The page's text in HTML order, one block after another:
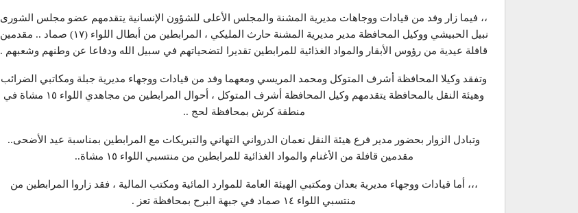
،، فيما زار وفد من قيادات ووجاهات مديرية المشنة والمجلس الأعلى للشؤون الإنسانية يتقدمهم عضو مجلس الشورى
نبيل الحبيشي ووكيل المحافظة مدير مديرية المشنة حارث المليكي ، المرابطين من أبطال اللواء (١٧) صماد .. مقدمين
قافلة عيدية من رؤوس الأبقار والمواد الغذائية للمرابطين تقديرا لتضحياتهم في سبيل الله ودفاعا عن وطنهم وشعبهم .
وتفقد وكيلا المحافظة أشرف المتوكل ومحمد المريسي ومعهما وفد من قيادات ووجهاء مديرية جبلة ومكاتبي الضرائب
وهيئة النقل بالمحافظة يتقدمهم وكيل المحافظة أشرف المتوكل ، أحوال المرابطين من مجاهدي اللواء ١٥ مشاة في
منطقة كرش بمحافظة لحج ..
وتبادل الزوار بحضور مدير فرع هيئة النقل نعمان الدرواني التهاني والتبريكات مع المرابطين بمناسبة عيد الأضحى..
مقدمين قافلة من الأغنام والمواد الغذائية للمرابطين من منتسبي اللواء ١٥ مشاة..
،،، أما قيادات ووجهاء مديرية بعدان ومكتبي الهيئة العامة للموارد المائية ومكتب المالية ، فقد زاروا المرابطين من
منتسبي اللواء ١٤ صماد في جبهة البرح بمحافظة تعز .